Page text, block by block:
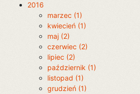
2016
marzec (1)
kwiecień (1)
maj (2)
czerwiec (2)
lipiec (2)
październik (1)
listopad (1)
grudzień (1)